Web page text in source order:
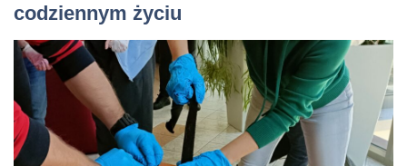
codziennym życiu